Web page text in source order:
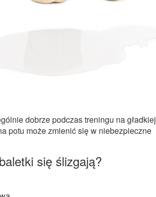
dobrze podczas treningu na gładkiej
potu może zmienić się w niebezpieczne
się ślizgają?